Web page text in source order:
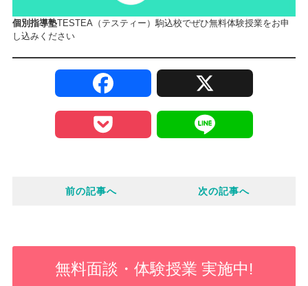
個別指導塾TESTEA（テスティー）駒込校でぜひ無料体験授業をお申
し込みください
e
前の記事へ 次の記事へ
無料面談・体験授業 実施中!